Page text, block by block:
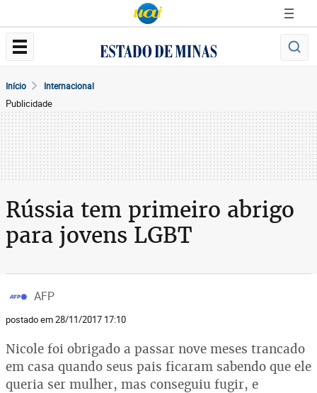
Início Internacional
Publicidade
Rússia tem primeiro abrigo
para jovens LGBT
AFP
postado em 28/11/2017 17:10
Nicole foi obrigado a passar nove meses trancado
em casa quando seus pais ficaram sabendo que ele
queria ser mulher, mas conseguiu fugir, e